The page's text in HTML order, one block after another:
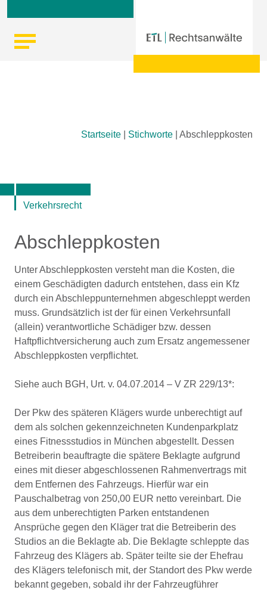
Startseite Stichworte Abschleppkosten
Verkehrsrecht
Abschleppkosten
Unter Abschleppkosten versteht man die Kosten, die
einem Geschädigten dadurch entstehen, dass ein Kfz
durch ein Abschleppunternehmen abgeschleppt werden
muss. Grundsätzlich ist der für einen Verkehrsunfall
(allein) verantwortliche Schädiger bzw. dessen
Haftpflichtversicherung auch zum Ersatz angemessener
Abschleppkosten verpflichtet.
Siehe auch BGH, Urt. v. 04.07.2014 – V ZR 229/13*:
Der Pkw des späteren Klägers wurde unberechtigt auf
dem als solchen gekennzeichneten Kundenparkplatz
eines Fitnessstudios in München abgestellt. Dessen
Betreiberin beauftragte die spätere Beklagte aufgrund
eines mit dieser abgeschlossenen Rahmenvertrags mit
dem Entfernen des Fahrzeugs. Hierfür war ein
Pauschalbetrag von 250,00 EUR netto vereinbart. Die
aus dem unberechtigten Parken entstandenen
Ansprüche gegen den Kläger trat die Betreiberin des
Studios an die Beklagte ab. Die Beklagte schleppte das
Fahrzeug des Klägers ab. Später teilte sie der Ehefrau
des Klägers telefonisch mit, der Standort des Pkw werde
bekannt gegeben, sobald ihr der Fahrzeugführer